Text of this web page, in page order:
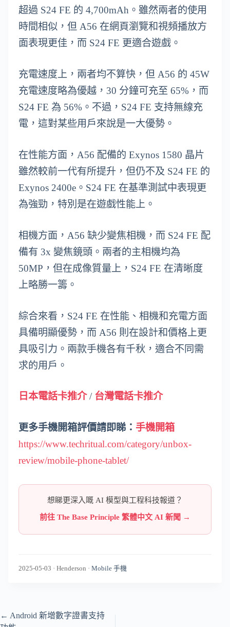
超過 S24 FE 的 4,700mAh。雖然兩者的使用
時間相似，但 A56 在網頁瀏覽和視頻播放方
面表現更佳，而 S24 FE 更適合遊戲。
充電速度上，兩者均不算快，但 A56 的 45W
充電速度略為優越，30 分鐘可充至 65%，而
S24 FE 為 56%。不過，S24 FE 支持無線充
電，這對某些用戶來說是一大優勢。
在性能方面，A56 配備的 Exynos 1580 晶片
雖然較前一代有所提升，但仍不及 S24 FE 的
Exynos 2400e。S24 FE 在基準測試中表現更
為強勁，特別是在遊戲性能上。
相機方面，A56 缺少變焦相機，而 S24 FE 配
備有 3x 變焦鏡頭。兩者的主相機均為
50MP，但在成像質量上，S24 FE 在清晰度
上略勝一籌。
綜合來看，S24 FE 在性能、相機和充電方面
具備明顯優勢，而 A56 則在設計和價格上更
具吸引力。兩款手機各有千秋，適合不同需
求的用戶。
日本電話卡推介/ 台灣電話卡推介
更多手機開箱評價請即睇： 手機開箱
https://www.techritual.com/category/unbox-
review/mobile-phone-tablet/
想睇更深入嘅 AI 模型與工程科技報道？
前往 The Base Principle 繁體中文 AI 新聞 →
2025-05-03 · Henderson · Mobile 手機
← Android 新增數字證書支持